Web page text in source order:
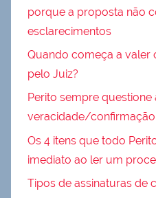
porque a proposta não
esclarecimentos
Quando começa a valer
pelo Juiz?
Perito sempre questione
veracidade/
Os 4 itens que todo
imediato ao ler um
Tipos de assinaturas de